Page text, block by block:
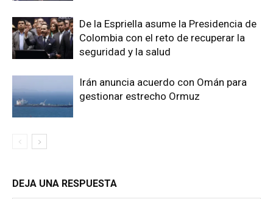
De la Espriella asume la Presidencia de
Colombia con el reto de recuperar la
seguridad y la salud
Irán anuncia acuerdo con Omán para
gestionar estrecho Ormuz
DEJA UNA RESPUESTA